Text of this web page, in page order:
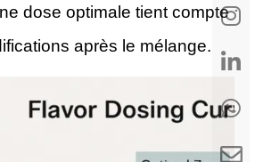
dose optimale tient compte
après le mélange.